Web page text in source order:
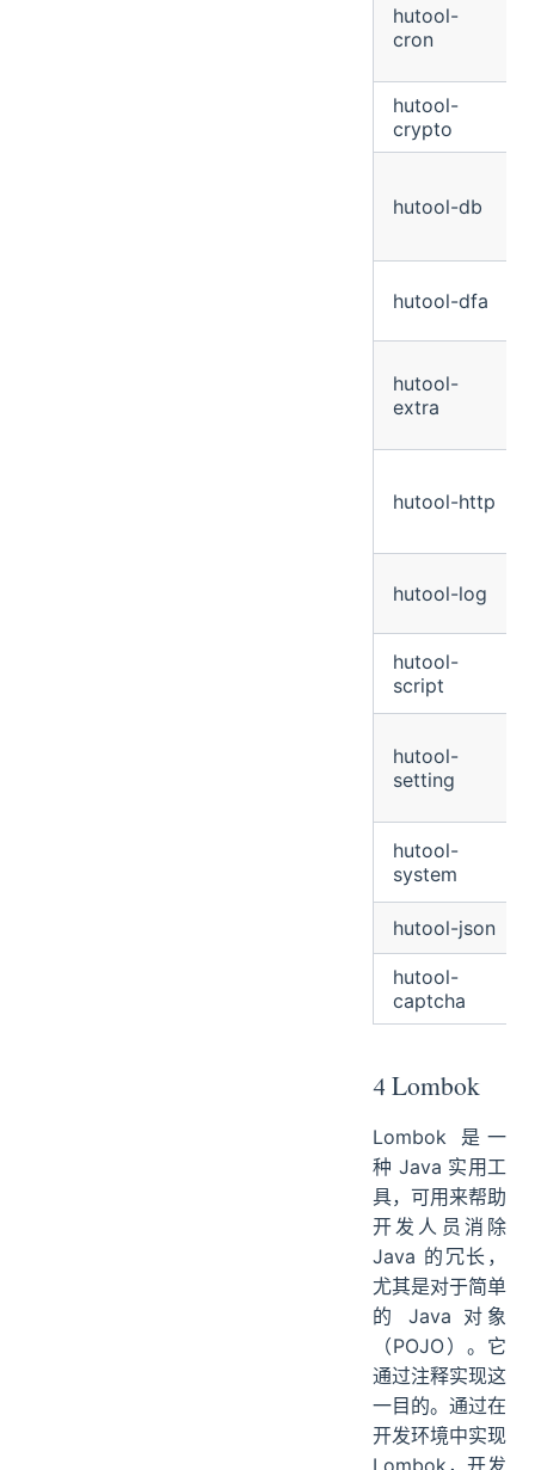
hutool-
cron
hutool-
crypto
hutool-db
hutool-dfa
hutool-
extra
hutool-http
hutool-log
hutool-
script
hutool-
setting
hutool-
system
hutool-json
hutool-
captcha
4 Lombok
Lombok 是一
种 Java 实用工
具，可用来帮助
开发人员消除
Java 的冗长，
尤其是对于简单
的 Java 对象
（POJO）。它
通过注释实现这
一目的。通过在
开发环境中实现